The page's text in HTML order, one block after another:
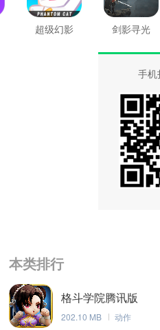
超级幻影
剑影寻光
手机
本类排行
格斗学院腾讯版
202.10 MB 动作